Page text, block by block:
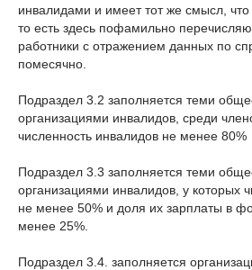
инвалидами и имеет тот же смысл, что
то есть здесь пофамильно
работники с отражением данных по
помесячно.
Подраздел 3.2 заполняется теми
организациями инвалидов, среди
численность инвалидов не менее 80%
Подраздел 3.3 заполняется теми
организациями инвалидов, у которых
не менее 50% и доля их зарплаты в
менее 25%.
Подраздел 3.4. заполняется